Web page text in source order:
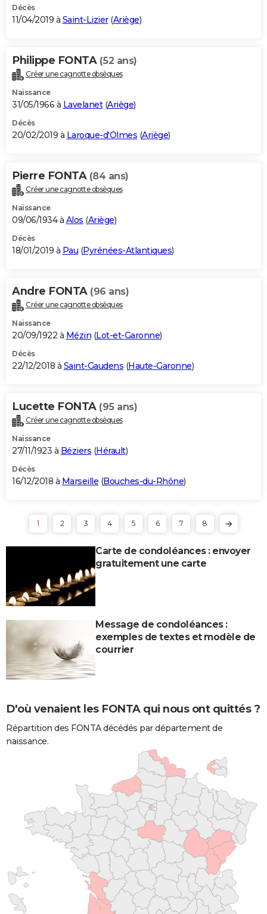
Décès
11/04/2019 à Saint-Lizier(Ariège)
Philippe FONTA (52 ans)
Créer une cagnotte obsèques
Naissance
31/05/1966 à Lavelanet(Ariège)
Décès
20/02/2019 à Laroque-d'Olmes (Ariège)
Pierre FONTA (84 ans)
Créer une cagnotte obsèques
Naissance
09/06/1934 à Alos (Ariège)
Décès
18/01/2019 à Pau (Pyrénées-Atlantiques)
Andre FONTA (96 ans)
Créer une cagnotte obsèques
Naissance
20/09/1922 à Mézin (Lot-et-Garonne)
Décès
22/12/2018 à Saint-Gaudens (Haute-Garonne)
Lucette FONTA (95 ans)
Créer une cagnotte obsèques
Naissance
27/11/1923 à Béziers (Hérault)
Décès
16/12/2018 à Marseille (Bouches-du-Rhône)
1 2 3 4 5 6 7 8
Carte de condoléances : envoyer
gratuitement une carte
Message de condoléances :
exemples de textes et modèle de
courrier
D'où venaient les FONTA qui nous ont quittés ?
Répartition des FONTA décédés par département de
naissance.